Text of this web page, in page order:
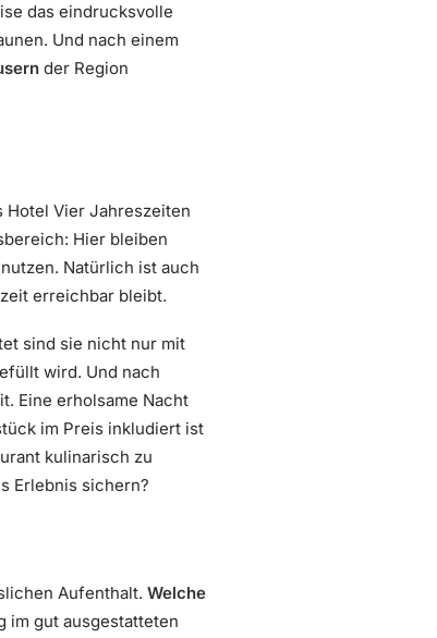
das eindrucksvolle
Und nach einem
der Region
Hotel Vier Jahreszeiten
Hier bleiben
Natürlich ist auch
erreichbar bleibt.
sind sie nicht nur mit
wird. Und nach
Eine erholsame Nacht
im Preis inkludiert ist
kulinarisch zu
Erlebnis sichern?
Aufenthalt. Welche
im gut ausgestatteten